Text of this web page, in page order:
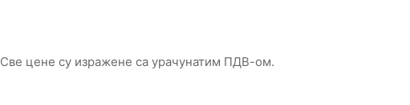
Све цене су изражене са урачунатим ПДВ-ом.